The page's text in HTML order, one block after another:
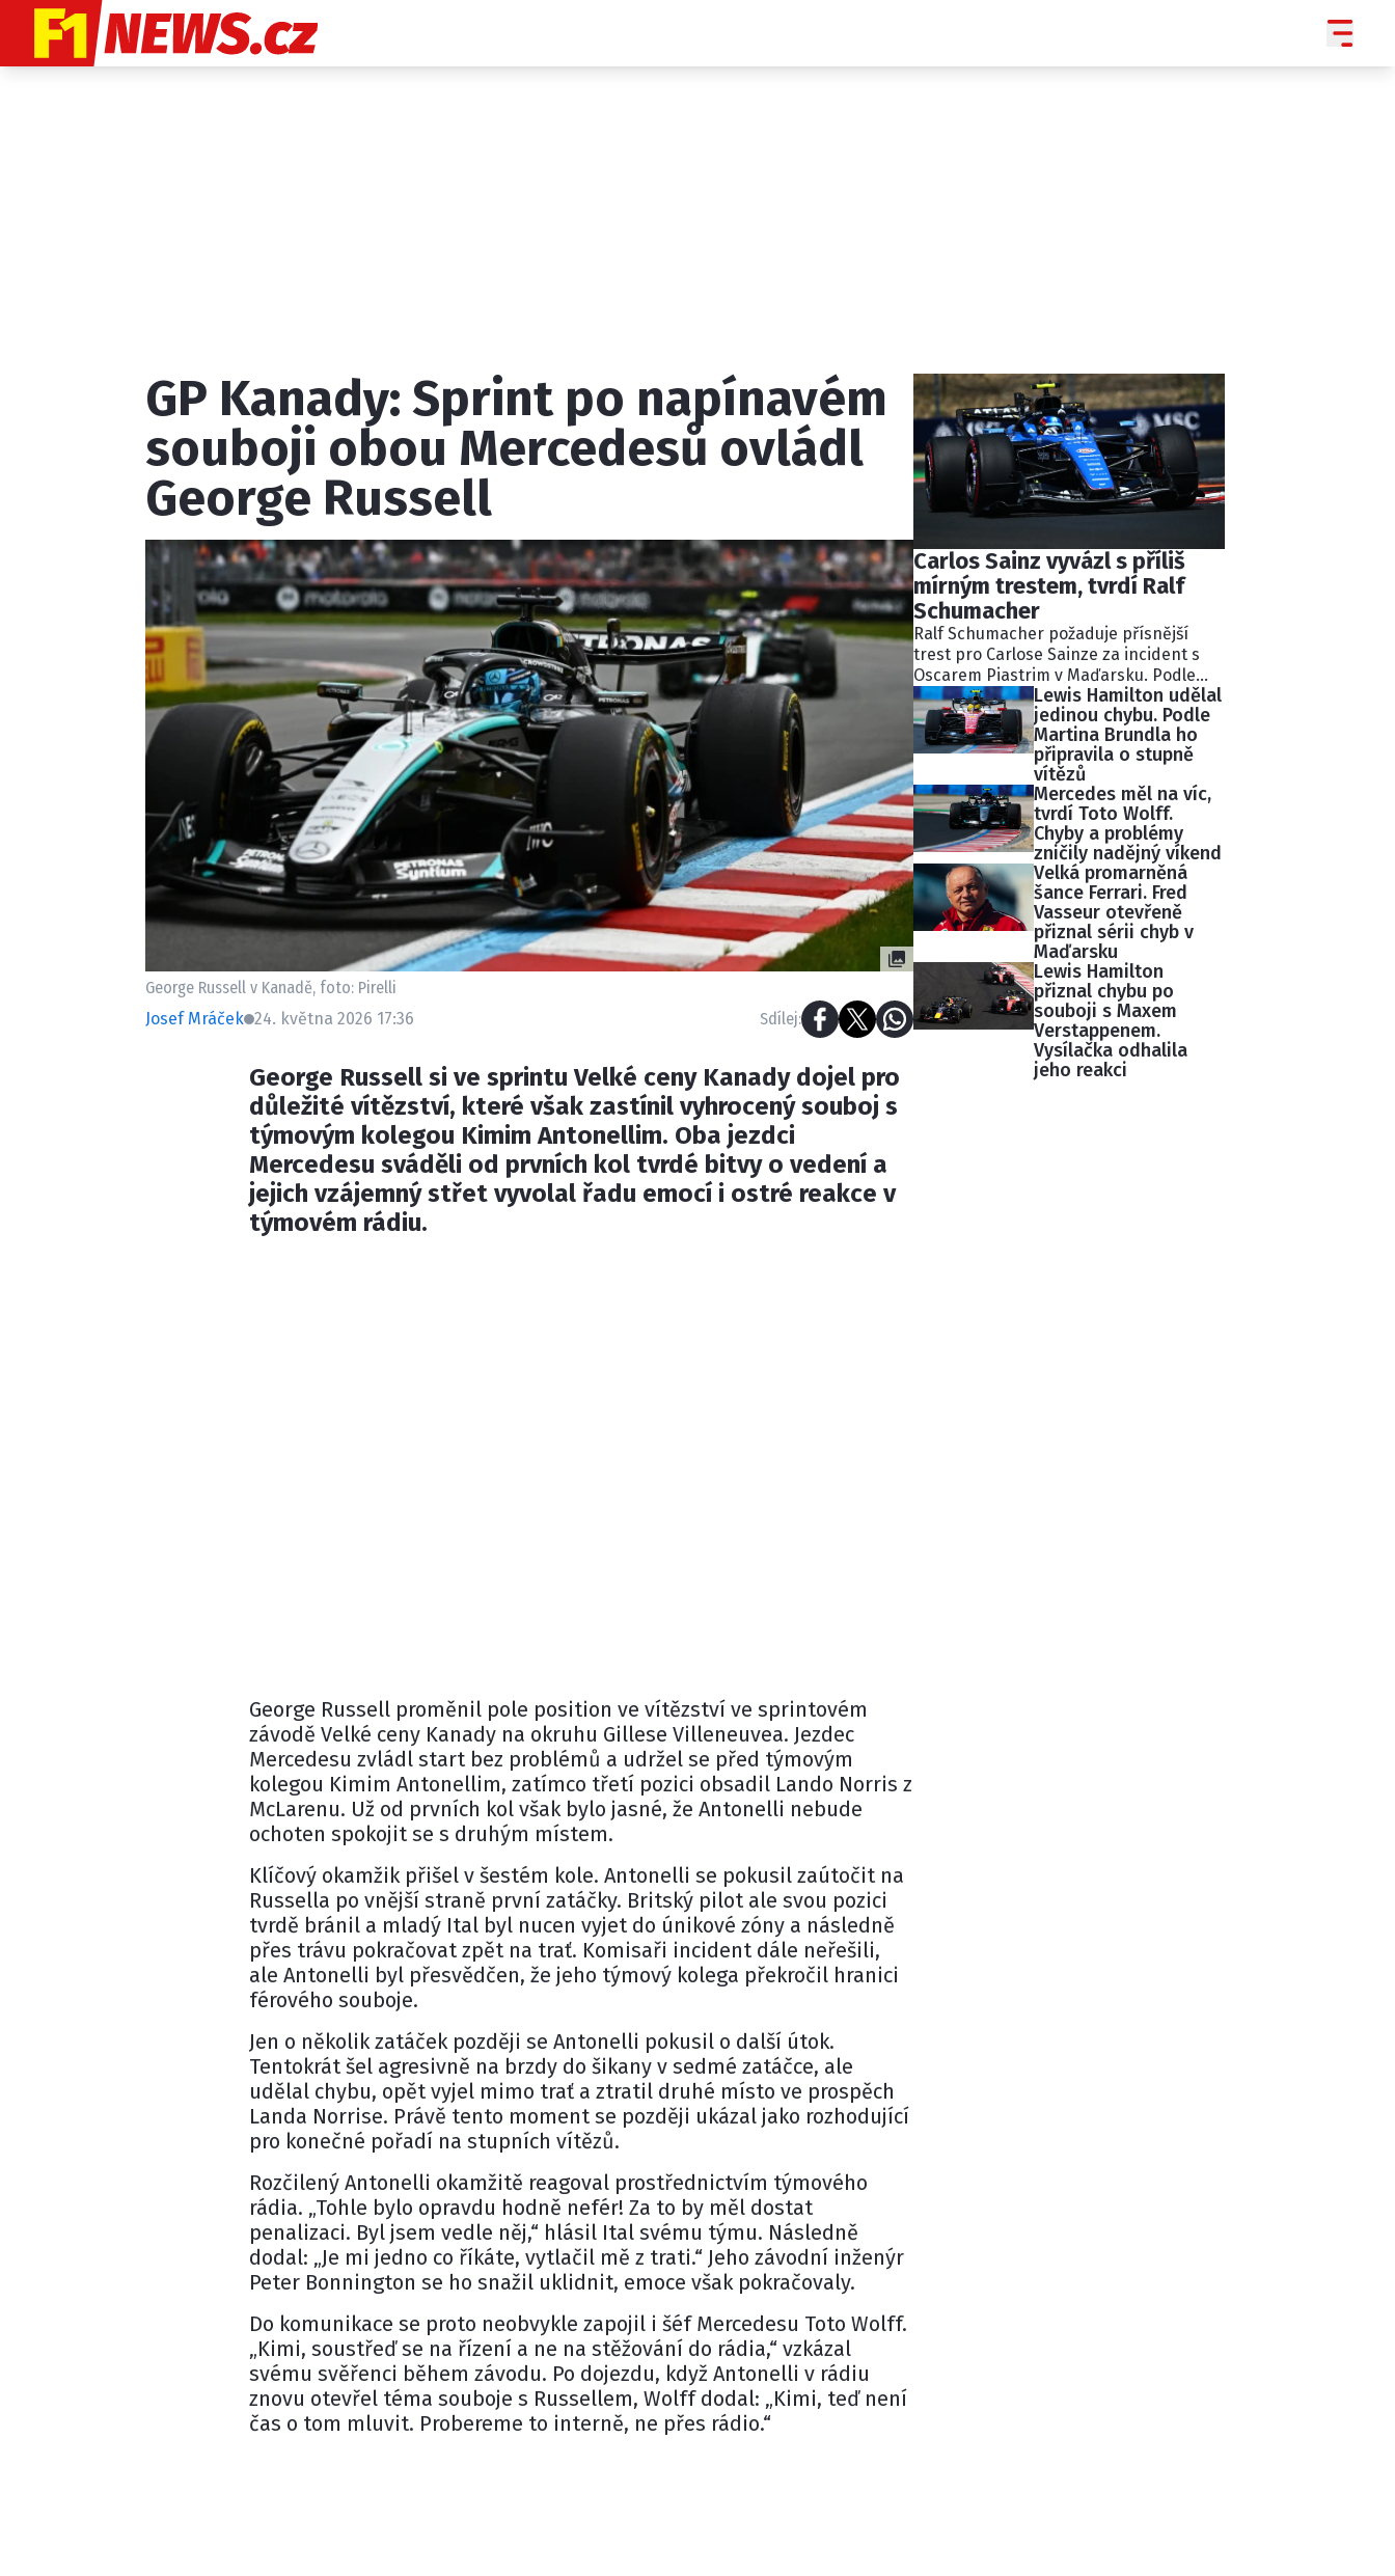
Provozovatelem serveru F1NEWS.cz je INCORP MEDIA GROUP s.r.o., IČ: 118 23 054
SLEDUJTE NÁS NA
GP Kanady: Sprint po napínavém
souboji obou Mercedesů ovládl
George Russell
George Russell v Kanadě, foto: Pirelli
Josef Mráček 24. května 2026 17:36 Sdílej:
George Russell si ve sprintu Velké ceny Kanady dojel pro
důležité vítězství, které však zastínil vyhrocený souboj s
týmovým kolegou Kimim Antonellim. Oba jezdci
Mercedesu sváděli od prvních kol tvrdé bitvy o vedení a
jejich vzájemný střet vyvolal řadu emocí i ostré reakce v
týmovém rádiu.
George Russell proměnil pole position ve vítězství ve sprintovém
závodě Velké ceny Kanady na okruhu Gillese Villeneuvea. Jezdec
Mercedesu zvládl start bez problémů a udržel se před týmovým
kolegou Kimim Antonellim, zatímco třetí pozici obsadil Lando Norris z
McLarenu. Už od prvních kol však bylo jasné, že Antonelli nebude
ochoten spokojit se s druhým místem.
Klíčový okamžik přišel v šestém kole. Antonelli se pokusil zaútočit na
Russella po vnější straně první zatáčky. Britský pilot ale svou pozici
tvrdě bránil a mladý Ital byl nucen vyjet do únikové zóny a následně
přes trávu pokračovat zpět na trať. Komisaři incident dále neřešili,
ale Antonelli byl přesvědčen, že jeho týmový kolega překročil hranici
férového souboje.
Jen o několik zatáček později se Antonelli pokusil o další útok.
Tentokrát šel agresivně na brzdy do šikany v sedmé zatáčce, ale
udělal chybu, opět vyjel mimo trať a ztratil druhé místo ve prospěch
Landa Norrise. Právě tento moment se později ukázal jako rozhodující
pro konečné pořadí na stupních vítězů.
Rozčilený Antonelli okamžitě reagoval prostřednictvím týmového
rádia. „Tohle bylo opravdu hodně nefér! Za to by měl dostat
penalizaci. Byl jsem vedle něj,“ hlásil Ital svému týmu. Následně
dodal: „Je mi jedno co říkáte, vytlačil mě z trati.“ Jeho závodní inženýr
Peter Bonnington se ho snažil uklidnit, emoce však pokračovaly.
Do komunikace se proto neobvykle zapojil i šéf Mercedesu Toto Wolff.
„Kimi, soustřeď se na řízení a ne na stěžování do rádia,“ vzkázal
svému svěřenci během závodu. Po dojezdu, když Antonelli v rádiu
znovu otevřel téma souboje s Russellem, Wolff dodal: „Kimi, teď není
čas o tom mluvit. Probereme to interně, ne přes rádio.“
Carlos Sainz vyvázl s příliš
mírným trestem, tvrdí Ralf
Schumacher
Ralf Schumacher požaduje přísnější
trest pro Carlose Sainze za incident s
Oscarem Piastrim v Maďarsku. Podle
bývalého pilota Williams ignoroval
několik modrých vlajek a následně
kolidoval s lídrem závodu.
Pětisekundovou penalizaci považuje
Schumacher za nedostatečnou.
Lewis Hamilton udělal
jedinou chybu. Podle
Martina Brundla ho
připravila o stupně
vítězů
Mercedes měl na víc,
tvrdí Toto Wolff.
Chyby a problémy
zničily nadějný víkend
Velká promarněná
šance Ferrari. Fred
Vasseur otevřeně
přiznal sérii chyb v
Maďarsku
Lewis Hamilton
přiznal chybu po
souboji s Maxem
Verstappenem.
Vysílačka odhalila
jeho reakci